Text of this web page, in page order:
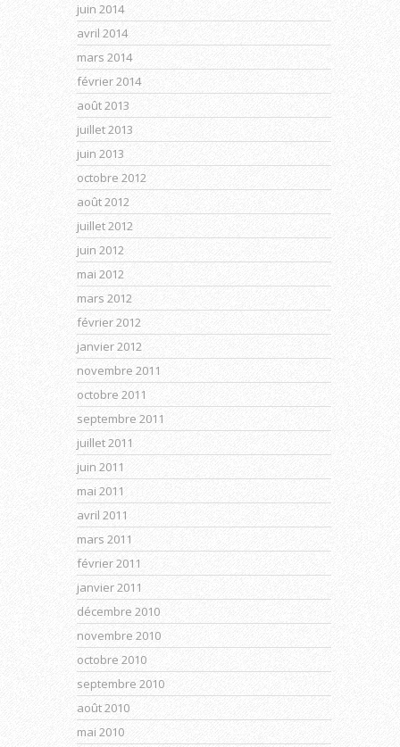
juin 2014
avril 2014
mars 2014
février 2014
août 2013
juillet 2013
juin 2013
octobre 2012
août 2012
juillet 2012
juin 2012
mai 2012
mars 2012
février 2012
janvier 2012
novembre 2011
octobre 2011
septembre 2011
juillet 2011
juin 2011
mai 2011
avril 2011
mars 2011
février 2011
janvier 2011
décembre 2010
novembre 2010
octobre 2010
septembre 2010
août 2010
mai 2010